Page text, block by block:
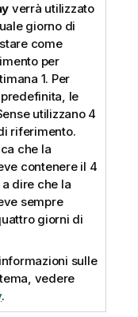
verrà utilizzato
giorno di
come
per
1. Per
le
utilizzano 4
riferimento.
che la
contenere il 4
dire che la
sempre
giorni di
sulle
vedere
.